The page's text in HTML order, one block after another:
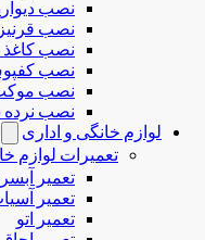
نصب
نصب قرنیز
نصب کاغذ
نصب
نصب
نصب
لوازم خانگی و اداری
تعمیرات لوازم
تعمیر
تعمیر
تعمیر اتو